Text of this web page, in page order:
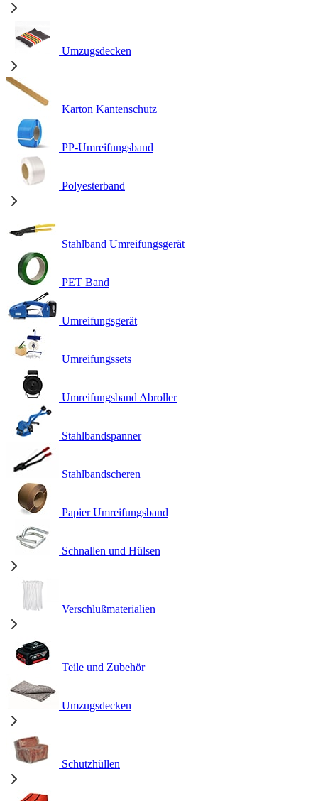
Umzugsdecken
Karton Kantenschutz
PP-Umreifungsband
Polyesterband
Stahlband Umreifungsgerät
PET Band
Umreifungsgerät
Umreifungssets
Umreifungsband Abroller
Stahlbandspanner
Stahlbandscheren
Papier Umreifungsband
Schnallen und Hülsen
Verschlußmaterialien
Teile und Zubehör
Umzugsdecken
Schutzhüllen